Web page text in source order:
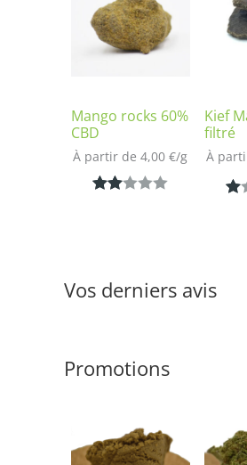
notation
client
Mango rocks 60%
CBD
À partir de 4,00€/g
bas
Kief
filtré
À
s
Vos derniers avis
Promotions